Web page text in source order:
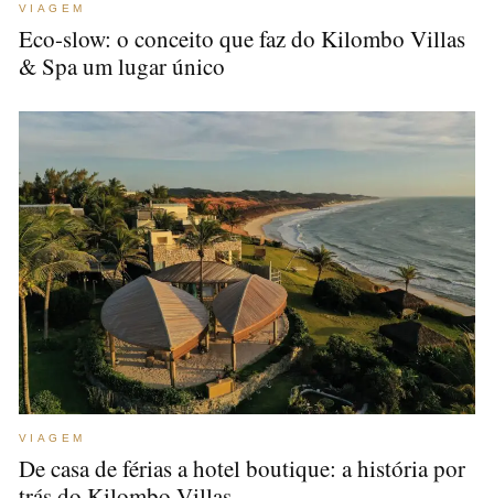
VIAGEM
Eco-slow: o conceito que faz do Kilombo Villas
& Spa um lugar único
VIAGEM
De casa de férias a hotel boutique: a história por